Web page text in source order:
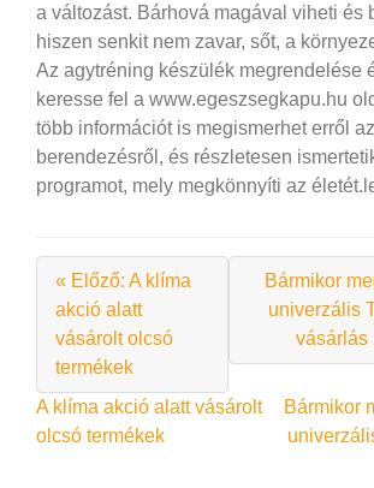
a változást. Bárhová magával viheti és
hiszen senkit nem zavar, sőt, a
Az agytréning készülék megrendelése
keresse fel a www.egeszsegkapu.hu
több információt is megismerhet erről
berendezésről, és részletesen
programot, mely megkönnyíti az életét.
« Előző: A klíma
akció alatt
vásárolt olcsó
termékek
Bármikor
univerzális
vásárlás
Bejegyzés
navigáció
A klíma akció alatt vásárolt
olcsó termékek
Bármikor